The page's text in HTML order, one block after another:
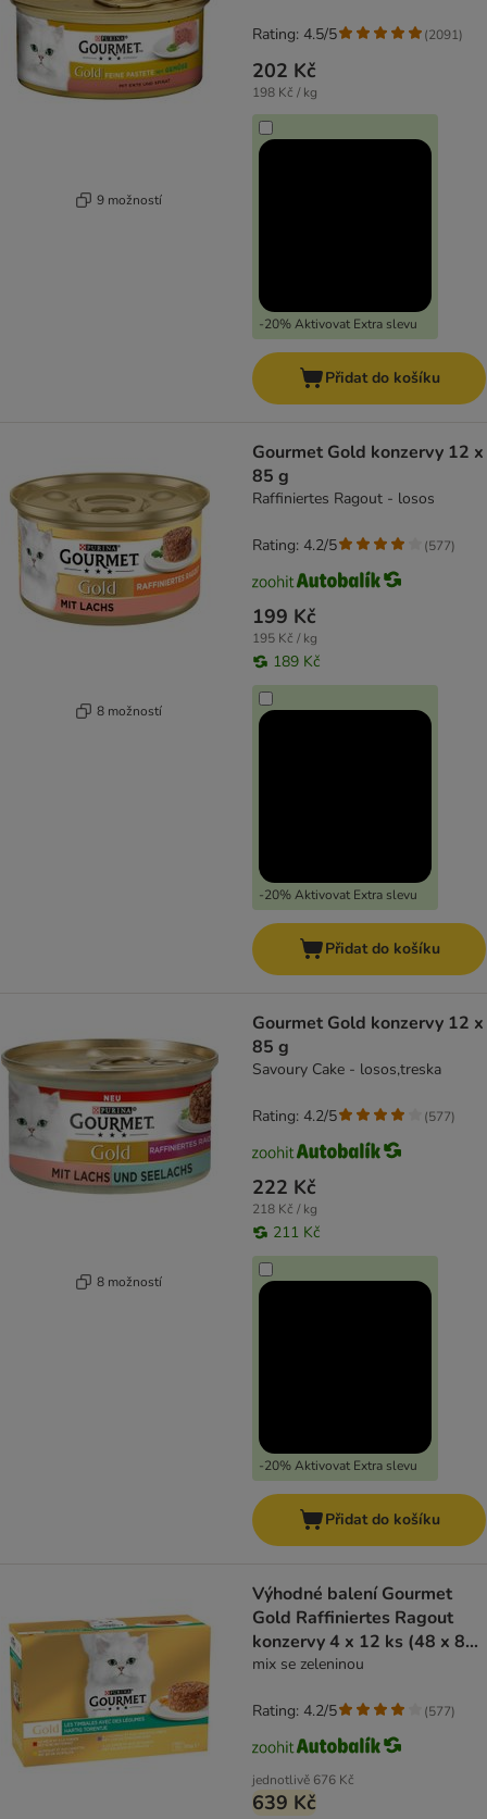
9 možností
202 Kč
198 Kč / kg
-20% Aktivovat Extra slevu
Rating: 4.5/5 (2091)
Přidat do košíku
8 možností
Gourmet Gold konzervy 12 x
85 g
Raffiniertes Ragout - losos
199 Kč
195 Kč / kg
189 Kč
-20% Aktivovat Extra slevu
Rating: 4.2/5 (577)
Přidat do košíku
8 možností
Gourmet Gold konzervy 12 x
85 g
Savoury Cake - losos,treska
222 Kč
218 Kč / kg
211 Kč
-20% Aktivovat Extra slevu
Rating: 4.2/5 (577)
Přidat do košíku
Výhodné balení Gourmet
Gold Raffiniertes Ragout
konzervy 4 x 12 ks (48 x 85
g)
mix se zeleninou
jednotlivě 676 Kč
639 Kč
Rating: 4.2/5 (577)